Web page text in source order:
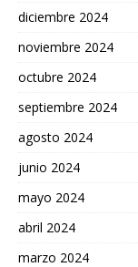
diciembre 2024
noviembre 2024
octubre 2024
septiembre 2024
agosto 2024
junio 2024
mayo 2024
abril 2024
marzo 2024